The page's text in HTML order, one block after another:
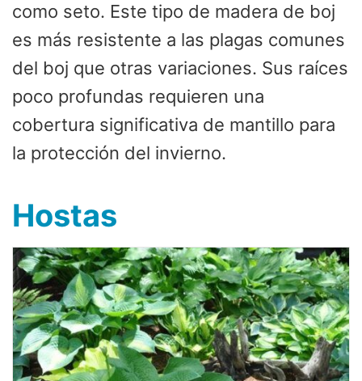
como seto. Este tipo de madera de boj
es más resistente a las plagas comunes
del boj que otras variaciones. Sus raíces
poco profundas requieren una
cobertura significativa de mantillo para
la protección del invierno.
Hostas